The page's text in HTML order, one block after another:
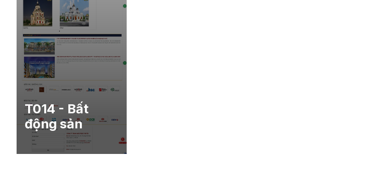
T014 - Bất
động sản